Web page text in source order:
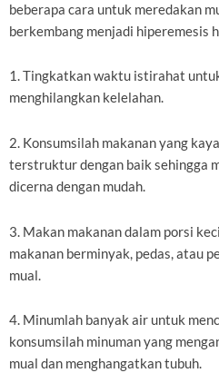
beberapa cara untuk meredakan
berkembang menjadi hiperemesis
1. Tingkatkan waktu istirahat
menghilangkan kelelahan.
2. Konsumsilah makanan yang
terstruktur dengan baik sehingga
dicerna dengan mudah.
3. Makan makanan dalam porsi
makanan berminyak, pedas, atau
mual.
4. Minumlah banyak air untuk
konsumsilah minuman yang
mual dan menghangatkan tubuh.